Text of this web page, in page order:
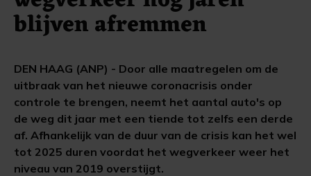
blijven afremmen
DEN HAAG (ANP) - Door alle maatregelen om de
uitbraak van het nieuwe coronacrisis onder
controle te brengen, neemt het aantal auto's op
de weg dit jaar met een tiende tot zelfs een derde
af. Afhankelijk van de duur van de crisis kan het wel
tot 2025 duren voordat het wegverkeer weer het
niveau van 2019 overstijgt.